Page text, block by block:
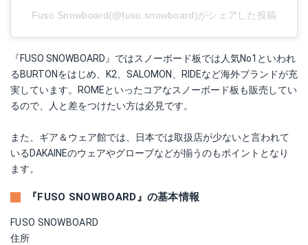
Fuso Snowboard(@fuso.snowboard)がシェアした投稿
『FUSO SNOWBOARD』ではスノーボード板では人気No1といわれ
るBURTONをはじめ、K2、SALOMON、RIDEなど海外ブランドが充
実しています。ROMEといったコアなスノーボード板も販売してい
るので、人と差をつけたい方は必見です。
また、ギア＆ウェア館では、日本では取扱店が少ないと言われて
いるDAKAINEのウェアやグローブなどが揃うのもポイントとなり
ます。
『FUSO SNOWBOARD』の基本情報
FUSO SNOWBOARD
住所